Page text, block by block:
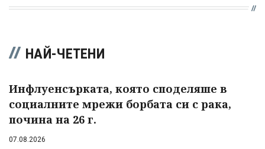
НАЙ-ЧЕТЕНИ
Инфлуенсърката, която споделяше в
социалните мрежи борбата си с рака,
почина на 26 г.
07.08.2026